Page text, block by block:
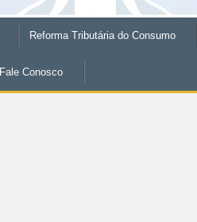
Reforma Tributária do Consumo
Fale Conosco